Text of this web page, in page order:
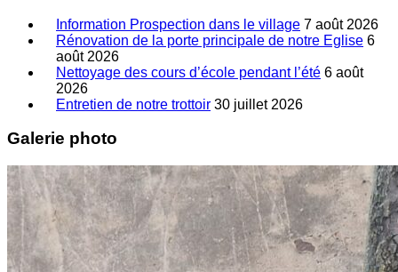
Information Prospection dans le village 7 août 2026
Rénovation de la porte principale de notre Eglise 6
août 2026
Nettoyage des cours d’école pendant l’été 6 août
2026
Entretien de notre trottoir 30 juillet 2026
Galerie photo